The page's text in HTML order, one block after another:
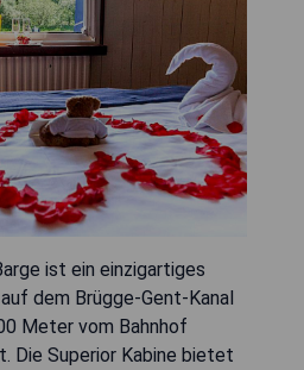
ist ein einzigartiges
dem Brügge-Gent-Kanal
Meter vom Bahnhof
Die Superior Kabine bietet